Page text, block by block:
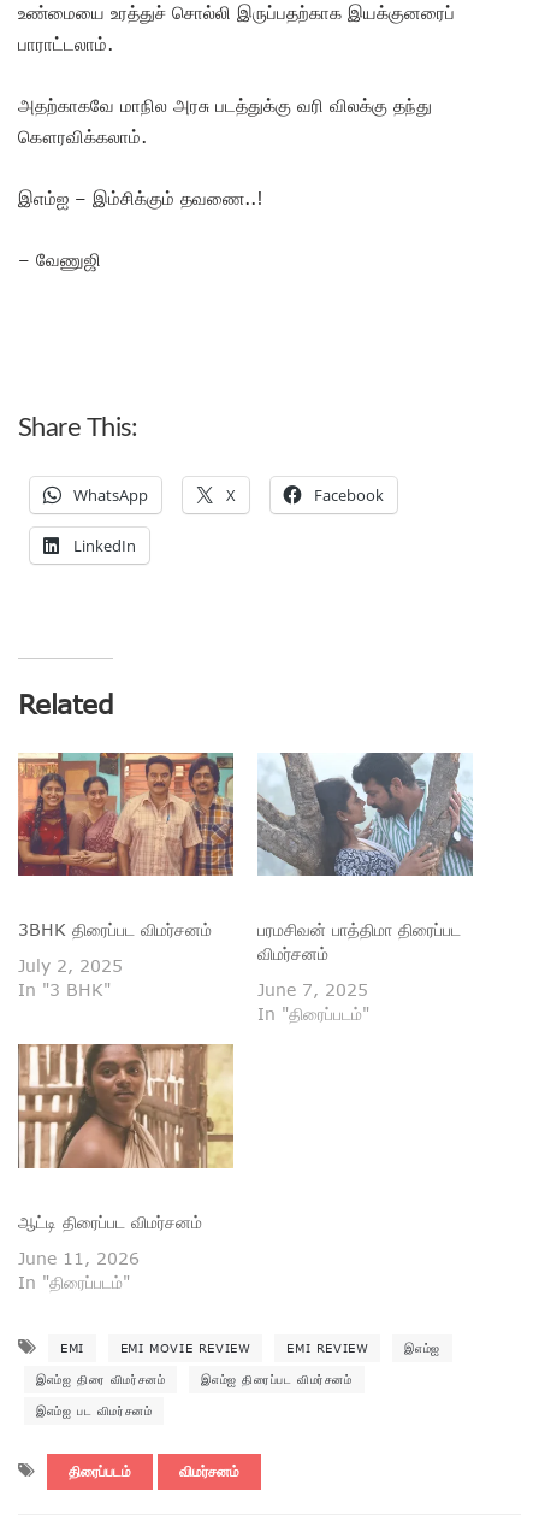
உண்மையை உரத்துச் சொல்லி இருப்பதற்காக இயக்குனரைப்
பாராட்டலாம்.
அதற்காகவே மாநில அரசு படத்துக்கு வரி விலக்கு தந்து
கௌரவிக்கலாம்.
இஎம்ஐ – இம்சிக்கும் தவணை..!
– வேணுஜி
Share This:
WhatsApp X Facebook
LinkedIn
Related
3BHK திரைப்பட விமர்சனம்
July 2, 2025
In "3 BHK"
பரமசிவன் பாத்திமா திரைப்பட
விமர்சனம்
June 7, 2025
In "திரைப்படம்"
ஆட்டி திரைப்பட விமர்சனம்
June 11, 2026
In "திரைப்படம்"
EMI EMI MOVIE REVIEW EMI REVIEW இஎம்ஐ
இஎம்ஐ திரை விமர்சனம் இஎம்ஐ திரைப்பட விமர்சனம்
இஎம்ஐ பட விமர்சனம்
திரைப்படம் விமர்சனம்